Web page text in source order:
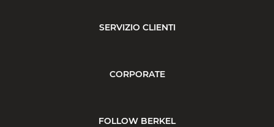
SERVIZIO CLIENTI
CORPORATE
FOLLOW BERKEL